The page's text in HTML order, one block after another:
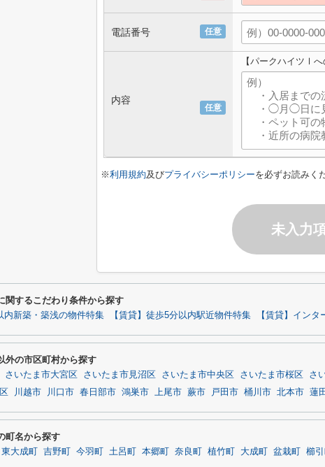
任意
電話番号
任意
内容
【パークハイツⅠへ
※利用規約及びプライバシーポリシーを必ずお読みく
未入力
するこだわり条件から探す
内新築・築浅の物件特集 【賃貸】徒歩5分以内駅近物件特集 【賃貸】イン
外の市区町村から探す
さいたま市大宮区 さいたま市見沼区 さいたま市中央区 さいたま市桜区 さ
川越市 川口市 春日部市 鴻巣市 上尾市 蕨市 戸田市 桶川市 北本市 蓮
町名から探す
東大成町 吉野町 今羽町 土呂町 本郷町 奈良町 植竹町 大成町 盆栽町 櫛引